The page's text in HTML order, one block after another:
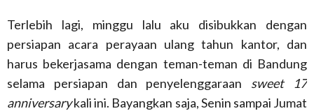
Terlebih lagi, minggu lalu aku disibukkan dengan
persiapan acara perayaan ulang tahun kantor, dan
harus bekerjasama dengan teman-teman di Bandung
selama persiapan dan penyelenggaraan sweet 17
anniversarykali ini. Bayangkan saja, Senin sampai Jumat